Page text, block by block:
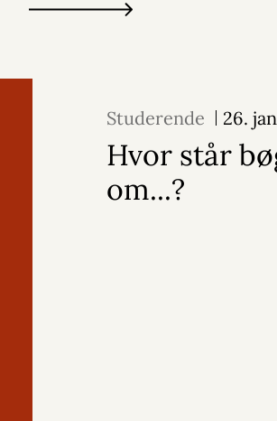
Studerende 26.
Hvor står
om...?